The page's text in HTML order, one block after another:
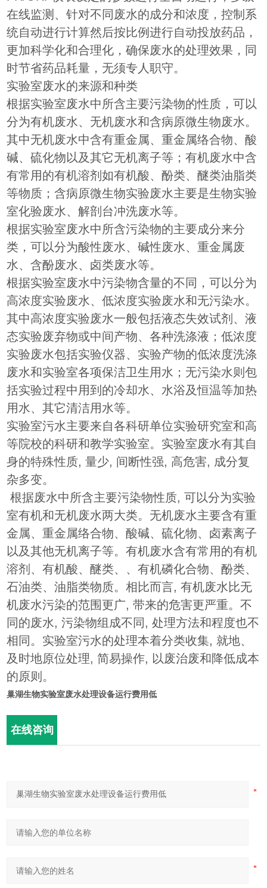
在线监测、针对不同废水的成分和浓度，控制系
统自动进行计算然后按比例进行自动投放药品，
更加科学化和合理化，确保废水的处理效果，同
时节省药品耗量，无须专人职守。
实验室废水的来源和种类
根据实验室废水中所含主要污染物的性质，可以
分为有机废水、无机废水和含病原微生物废水。
其中无机废水中含有重金属、重金属络合物、酸
碱、硫化物以及其它无机离子等；有机废水中含
有常用的有机溶剂如有机酸、酚类、醚类油脂类
等物质；含病原微生物实验废水主要是生物实验
室化验废水、解剖台冲洗废水等。
根据实验室废水中所含污染物的主要成分来分
类，可以分为酸性废水、碱性废水、重金属废
水、含酚废水、卤类废水等。
根据实验室废水中污染物含量的不同，可以分为
高浓度实验废水、低浓度实验废水和无污染水。
其中高浓度实验废水一般包括液态失效试剂、液
态实验废弃物或中间产物、各种洗涤液；低浓度
实验废水包括实验仪器、实验产物的低浓度洗涤
废水和实验室各项保洁卫生用水；无污染水则包
括实验过程中用到的冷却水、水浴及恒温等加热
用水、其它清洁用水等。
实验室污水主要来自各科研单位实验研究室和高
等院校的科研和教学实验室。实验室废水有其自
身的特殊性质, 量少, 间断性强, 高危害, 成分复
杂多变。
根据废水中所含主要污染物性质, 可以分为实验
室有机和无机废水两大类。无机废水主要含有重
金属、重金属络合物、酸碱、硫化物、卤素离子
以及其他无机离子等。有机废水含有常用的有机
溶剂、有机酸、醚类、、有机磷化合物、酚类、
石油类、油脂类物质。相比而言, 有机废水比无
机废水污染的范围更广, 带来的危害更严重。不
同的废水, 污染物组成不同, 处理方法和程度也不
相同。实验室污水的处理本着分类收集, 就地、
及时地原位处理, 简易操作, 以废治废和降低成本
的原则。
巢湖生物实验室废水处理设备运行费用低
在线咨询